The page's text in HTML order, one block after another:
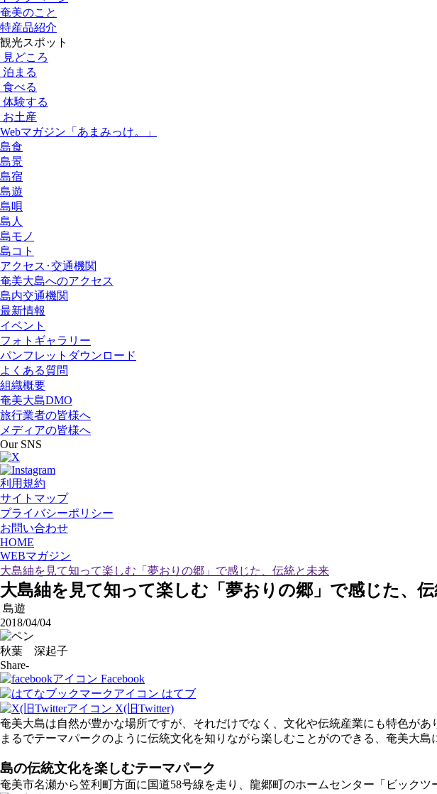
奄美のこと
特産品紹介
観光スポット
見どころ
泊まる
食べる
体験する
お土産
Webマガジン「あまみっけ。」
島食
島景
島宿
島遊
島唄
島人
島モノ
島コト
アクセス･交通機関
奄美大島へのアクセス
島内交通機関
最新情報
イベント
フォトギャラリー
パンフレットダウンロード
よくある質問
組織概要
奄美大島DMO
旅行業者の皆様へ
メディアの皆様へ
Our SNS
利用規約
サイトマップ
プライバシーポリシー
お問い合わせ
HOME
WEBマガジン
大島紬を見て知って楽しむ「夢おりの郷」で感じた、伝統と未来
大島紬を見て知って楽しむ「夢おりの郷」で感じた、
島遊
2018/04/04
秋葉 深起子
Share-
Facebook
はてブ
X(旧Twitter)
奄美大島は自然が豊かな場所ですが、それだけでなく、文化や伝統産業にも特色があ
まるでテーマパークのように伝統文化を知りながら楽しむことがのできる、奄美大
島の伝統文化を楽しむテーマパーク
奄美市名瀬から笠利町方面に国道58号線を走り、龍郷町のホームセンター「ビック